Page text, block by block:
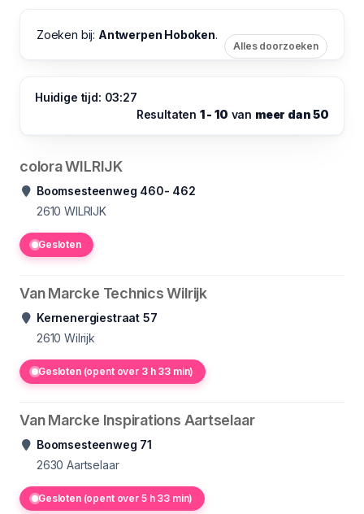
Zoeken bij: Antwerpen Hoboken.
Alles doorzoeken
Huidige tijd: 03:27
Resultaten 1 - 10 van meer dan 50
colora WILRIJK
Boomsesteenweg 460- 462
2610 WILRIJK
Gesloten
Van Marcke Technics Wilrijk
Kernenergiestraat 57
2610 Wilrijk
Gesloten (opent over 3 h 33 min)
Van Marcke Inspirations Aartselaar
Boomsesteenweg 71
2630 Aartselaar
Gesloten (opent over 5 h 33 min)